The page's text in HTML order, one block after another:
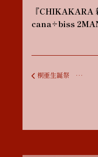
『CHIKAKARA
cana÷biss
投稿ナビゲーション
桐亜生誕祭 最後の集団自殺 生生世世編